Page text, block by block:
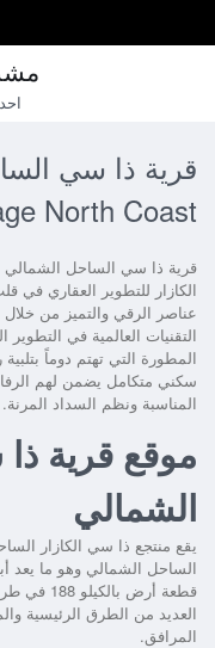
North Coast
قرية ذا سي الساحل الشمالي
الكازار للتطوير العقاري في
عناصر الرقي والتميز من خلال
التقنيات العالمية في
المطورة التي تهتم دوماً
سكني متكامل يضمن لهم
المناسبة ونظم السداد المرنة.
موقع قرية
الشمالي
يقع منتجع ذا سي الكازار
الساحل الشمالي وهو ما يعد
قطعة
العديد من الطرق الرئيسية
المرافق.